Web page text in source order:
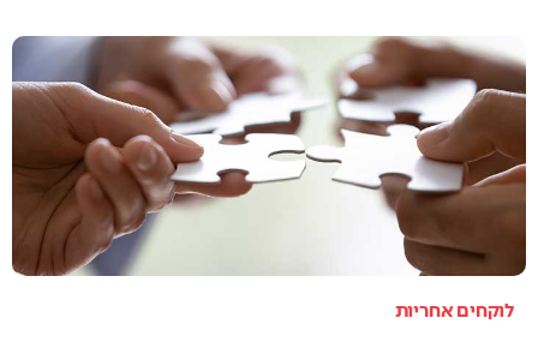
לוקחים אחריות